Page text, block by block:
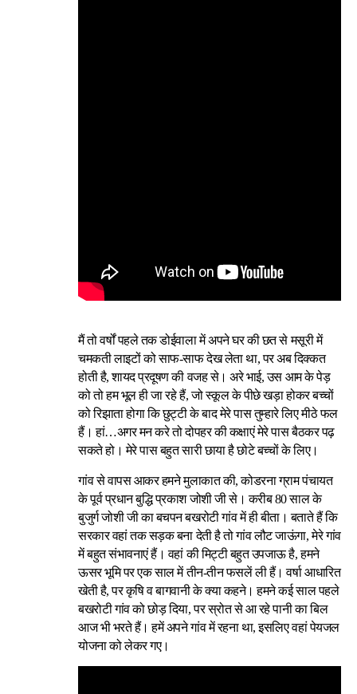
मैं तो वर्षों पहले तक डोईवाला में अपने घर की छत से मसूरी में
चमकती लाइटों को साफ-साफ देख लेता था, पर अब दिक्कत
होती है, शायद प्रदूषण की वजह से। अरे भाई, उस आम के पेड़
को तो हम भूल ही जा रहे हैं, जो स्कूल के पीछे खड़ा होकर बच्चों
को रिझाता होगा कि छुट्टी के बाद मेरे पास तुम्हारे लिए मीठे फल
हैं। हां…अगर मन करे तो दोपहर की कक्षाएं मेरे पास बैठकर पढ़
सकते हो। मेरे पास बहुत सारी छाया है छोटे बच्चों के लिए।
गांव से वापस आकर हमने मुलाकात की, कोडरना ग्राम पंचायत
के पूर्व प्रधान बुद्धि प्रकाश जोशी जी से। करीब 80 साल के
बुजुर्ग जोशी जी का बचपन बखरोटी गांव में ही बीता। बताते हैं कि
सरकार वहां तक सड़क बना देती है तो गांव लौट जाऊंगा, मेरे गांव
में बहुत संभावनाएं हैं। वहां की मिट्टी बहुत उपजाऊ है, हमने
ऊसर भूमि पर एक साल में तीन-तीन फसलें ली हैं। वर्षा आधारित
खेती है, पर कृषि व बागवानी के क्या कहने। हमने कई साल पहले
बखरोटी गांव को छोड़ दिया, पर स्रोत से आ रहे पानी का बिल
आज भी भरते हैं। हमें अपने गांव में रहना था, इसलिए वहां पेयजल
योजना को लेकर गए।